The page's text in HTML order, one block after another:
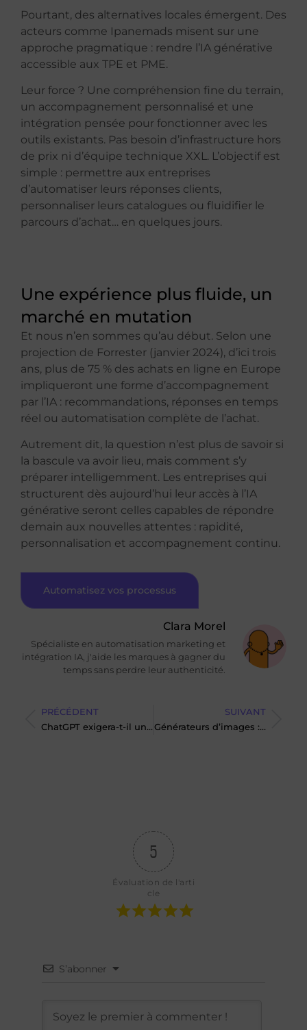
Pourtant, des alternatives locales émergent. Des
acteurs comme Ipanemads misent sur une
approche pragmatique : rendre l’IA générative
accessible aux TPE et PME.
Leur force ? Une compréhension fine du terrain,
un accompagnement personnalisé et une
intégration pensée pour fonctionner avec les
outils existants. Pas besoin d’infrastructure hors
de prix ni d’équipe technique XXL. L’objectif est
simple : permettre aux entreprises
d’automatiser leurs réponses clients,
personnaliser leurs catalogues ou fluidifier le
parcours d’achat… en quelques jours.
Une expérience plus fluide, un
marché en mutation
Et nous n’en sommes qu’au début. Selon une
projection de Forrester (janvier 2024), d’ici trois
ans, plus de 75 % des achats en ligne en Europe
impliqueront une forme d’accompagnement
par l’IA : recommandations, réponses en temps
réel ou automatisation complète de l’achat.
Autrement dit, la question n’est plus de savoir si
la bascule va avoir lieu, mais comment s’y
préparer intelligemment. Les entreprises qui
structurent dès aujourd’hui leur accès à l’IA
générative seront celles capables de répondre
demain aux nouvelles attentes : rapidité,
personnalisation et accompagnement continu.
Automatisez vos processus
Clara Morel
Spécialiste en automatisation marketing et
intégration IA, j'aide les marques à gagner du
temps sans perdre leur authenticité.
PRÉCÉDENT
ChatGPT exigera-t-il une pièce d’identité pour vérifier l’âge ?
SUIVANT
Générateurs d’images : voici les plus performants en ce début d’année !
5
Évaluation de l'arti
cle
S’abonner